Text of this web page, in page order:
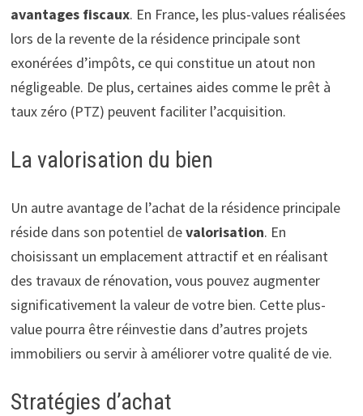
avantages fiscaux. En France, les plus-values réalisées
lors de la revente de la résidence principale sont
exonérées d’impôts, ce qui constitue un atout non
négligeable. De plus, certaines aides comme le prêt à
taux zéro (PTZ) peuvent faciliter l’acquisition.
La valorisation du bien
Un autre avantage de l’achat de la résidence principale
réside dans son potentiel devalorisation. En
choisissant un emplacement attractif et en réalisant
des travaux de rénovation, vous pouvez augmenter
significativement la valeur de votre bien. Cette plus-
value pourra être réinvestie dans d’autres projets
immobiliers ou servir à améliorer votre qualité de vie.
Stratégies d’achat